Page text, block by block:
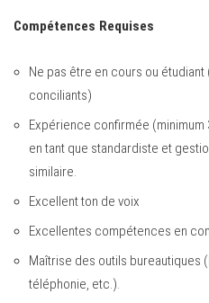
Compétences Requises
Ne pas être en cours ou
conciliants)
Expérience confirmée
en tant que standardiste et
similaire.
Excellent ton de voix
Excellentes compétences en
Maîtrise des outils bureautiques
téléphonie, etc.).